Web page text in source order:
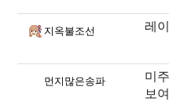
지옥불조선 레
먼지많은송파
미
보